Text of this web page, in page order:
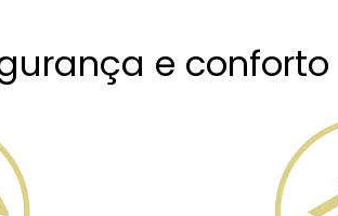
e conforto